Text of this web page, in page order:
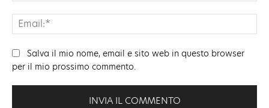
Salva il mio nome, email e sito web in questo browser
per il mio prossimo commento.